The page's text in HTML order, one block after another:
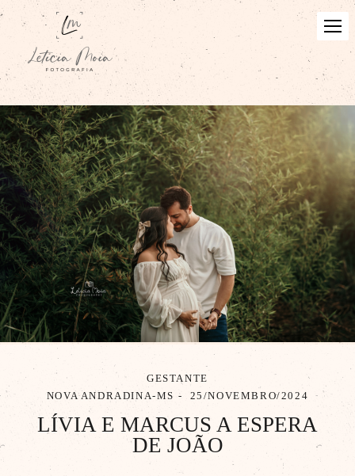
GESTANTE
NOVA ANDRADINA-MS
25/NOVEMBRO/2024
LÍVIA E MARCUS A ESPERA
DE JOÃO